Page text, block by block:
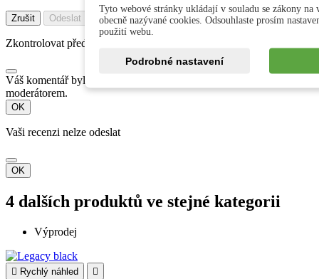
Zrušit Odeslat
Zkontrolovat před odesláním
Váš komentář byl přidán a bude zobrazen po schválení
moderátorem.
OK
Vaši recenzi nelze odeslat
OK
4 dalších produktů ve stejné kategorii
Výprodej
 Rychlý náhled 
Tyto webové stránky ukládají v souladu se zákony na
obecně nazývané cookies. Odsouhlaste prosím
použití webu.
Podrobné nastavení